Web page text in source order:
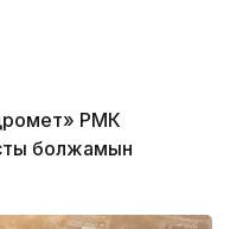
РМК
болжамын